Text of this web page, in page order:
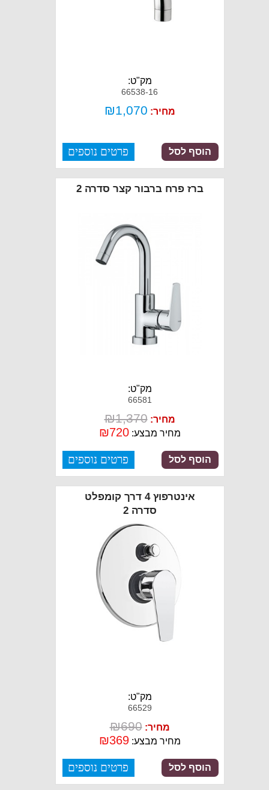
מק"ט:
66538-16
מחיר: ₪1,070
פרטים נוספים הוסף לסל
ברז פרח ברבור קצר סדרה 2
מק"ט:
66581
מחיר: ₪1,370
מחיר מבצע: ₪720
פרטים נוספים הוסף לסל
אינטרפוץ 4 דרך קומפלט
סדרה 2
מק"ט:
66529
מחיר: ₪690
מחיר מבצע: ₪369
פרטים נוספים הוסף לסל